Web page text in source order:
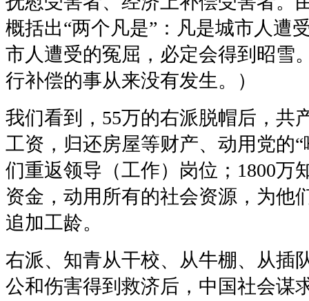
概括出“两个凡是”：凡是城市人遭
市人遭受的冤屈，必定会得到昭雪
行补偿的事从来没有发生。）
我们看到，55万的右派脱帽后，共
工资，归还房屋等财产、动用党的
们重返领导（工作）岗位；1800万
资金，动用所有的社会资源，为他
追加工龄。
右派、知青从干校、从牛棚、从插
公和伤害得到救济后，中国社会谋